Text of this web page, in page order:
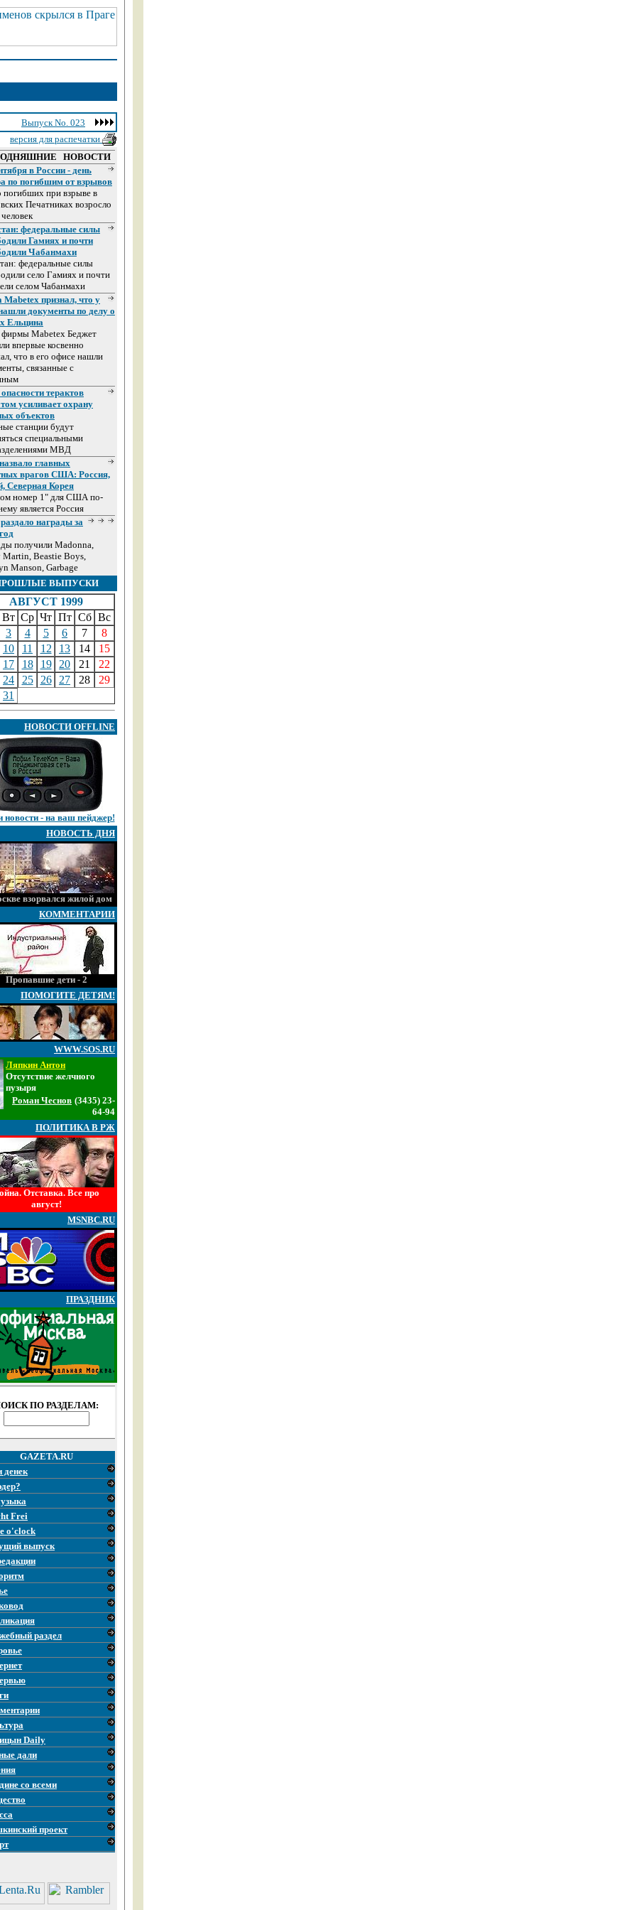
Выпуск No. 023
версия для распечатки
НОВОСТИ
в России - день
по погибшим от взрывов
погибших при взрыве в
Печатниках возросло
федеральные силы
Гамиях и почти
Чабанмахи
федеральные силы
село Гамиях и почти
селом Чабанмахи
Mabetex признал, что у
документы по делу о
Ельцина
фирмы Mabetex Беджет
впервые косвенно
что в его офисе нашли
связанные с
терактов
усиливает охрану
объектов
станции будут
специальными
МВД
главных
врагов США: Россия,
Северная Корея
номер 1" для США по-
является Россия
награды за
получили Madonna,
Beastie Boys,
Manson, Garbage
ВЫПУСКИ
АВГУСТ 1999
Вт Ср Чт Пт Сб Вс
3
4 5 6 7
8
10
11 12 13 14
15
17
18 19 20 21
22
24
25 26 27 28
29
31
НОВОСТИ OFFLINE
- на ваш пейджер!
НОВОСТЬ ДНЯ
взорвался жилой дом
КОММЕНТАРИИ
Пропавшие дети - 2
ПОМОГИТЕ ДЕТЯМ!
WWW.SOS.RU
Ляпкин Антон
Отсутствие желчного
пузыря
Роман Чеснов (3435) 23-
64-94
ПОЛИТИКА В РЖ
Отставка. Все про
август!
MSNBC.RU
ПРАЗДНИК
ПО РАЗДЕЛАМ:
GAZETA.RU
денек
Frei
o'clock
выпуск
раздел
Daily
дали
со всеми
проект